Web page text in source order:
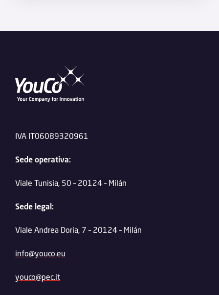
IVA IT06089320961
Sede operativa:
Viale Tunisia, 50 – 20124 – Milán
Sede legal:
Viale Andrea Doria, 7 – 20124 – Milán
info@youco.eu
youco@pec.it